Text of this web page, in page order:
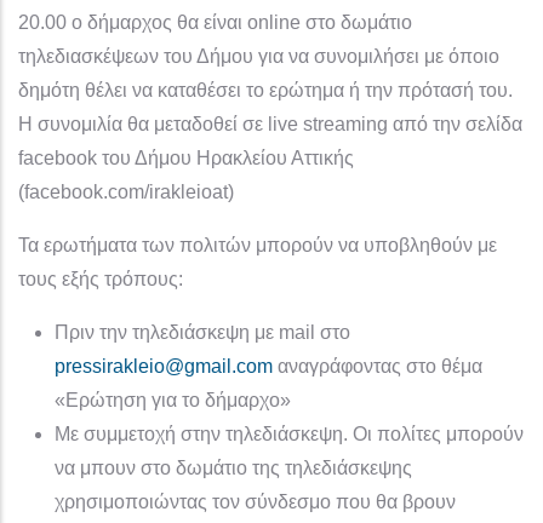
20.00 ο δήμαρχος θα είναι online στο δωμάτιο
τηλεδιασκέψεων του Δήμου για να συνομιλήσει με όποιο
δημότη θέλει να καταθέσει το ερώτημα ή την πρότασή του.
Η συνομιλία θα μεταδοθεί σε live streaming από την σελίδα
facebook του Δήμου Ηρακλείου Αττικής
(facebook.com/irakleioat)
Τα ερωτήματα των πολιτών μπορούν να υποβληθούν με
τους εξής τρόπους:
Πριν την τηλεδιάσκεψη με mail στο
pressirakleio@gmail.com αναγράφοντας στο θέμα
«Ερώτηση για το δήμαρχο»
Με συμμετοχή στην τηλεδιάσκεψη. Οι πολίτες μπορούν
να μπουν στο δωμάτιο της τηλεδιάσκεψης
χρησιμοποιώντας τον σύνδεσμο που θα βρουν